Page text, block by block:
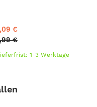
€
€
1-3 Werktage